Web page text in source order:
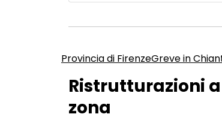
Provincia di FirenzeGreve in
Ristrutturazioni
zona